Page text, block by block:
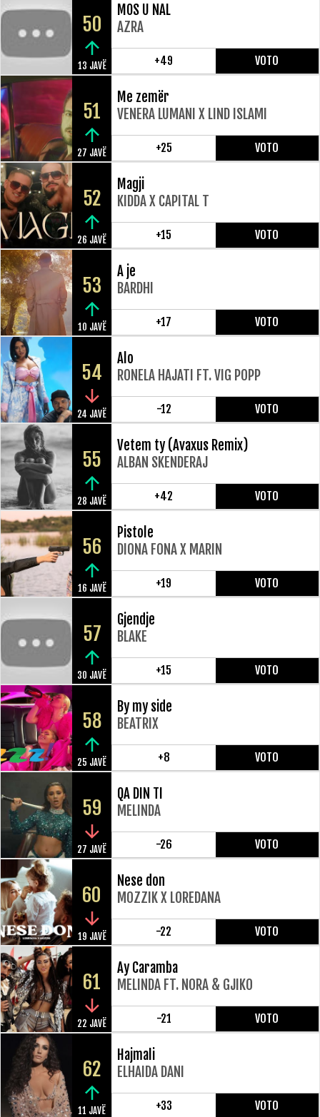
50
13 JAVË
MOS U NAL
AZRA
+49 VOTO
51
27 JAVË
Me zemër
VENERA LUMANI X LIND ISLAMI
+25 VOTO
52
26 JAVË
Magji
KIDDA X CAPITAL T
+15 VOTO
53
10 JAVË
A je
BARDHI
+17 VOTO
54
24 JAVË
Alo
RONELA HAJATI FT. VIG POPP
-12 VOTO
55
28 JAVË
Vetem ty (Avaxus Remix)
ALBAN SKENDERAJ
+42 VOTO
56
16 JAVË
Pistole
DIONA FONA X MARIN
+19 VOTO
57
30 JAVË
Gjendje
BLAKE
+15 VOTO
58
25 JAVË
By my side
BEATRIX
+8 VOTO
59
27 JAVË
QA DIN TI
MELINDA
-26 VOTO
60
19 JAVË
Nese don
MOZZIK X LOREDANA
-22 VOTO
61
22 JAVË
Ay Caramba
MELINDA FT. NORA & GJIKO
-21 VOTO
62
11 JAVË
Hajmali
ELHAIDA DANI
+33 VOTO